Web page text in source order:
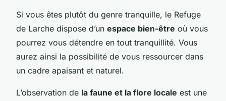
Si vous êtes plutôt du genre tranquille, le Refuge
de Larche dispose d’un espace bien-être où vous
pourrez vous détendre en tout tranquillité. Vous
aurez ainsi la possibilité de vous ressourcer dans
un cadre apaisant et naturel.
L’observation de la faune et la flore locale est une